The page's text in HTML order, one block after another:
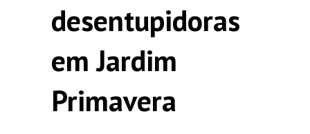
desentupidoras
em Jardim
Primavera